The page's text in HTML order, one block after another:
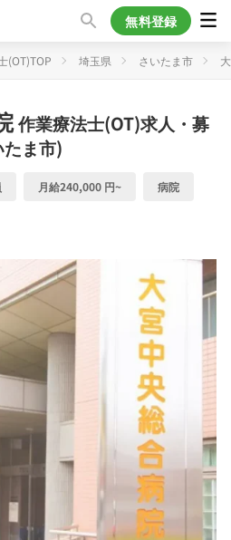
無料登録
(OT)TOP 埼玉県 さいたま市
作業療法士(OT)求人・募
ま市)
月給240,000 円~ 病院